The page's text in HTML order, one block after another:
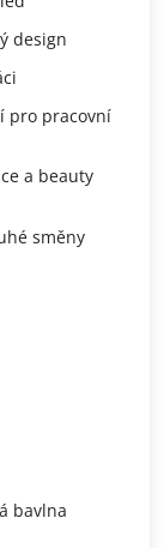
design
pro pracovní
a beauty
směny
bavlna